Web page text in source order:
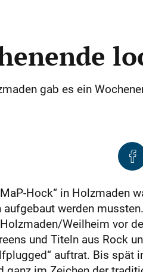
gab es ein
Hock“ in Holzmaden
werden
Holzmaden/Weilheim vor
und Titeln aus Rock
auftrat. Bis spät